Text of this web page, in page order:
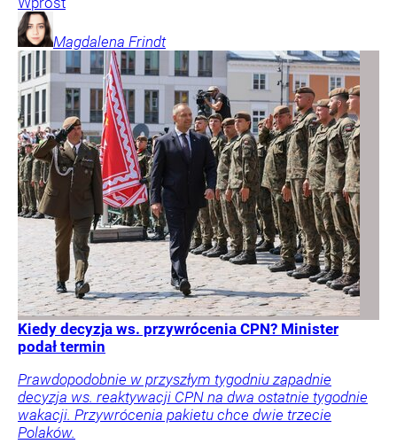
Magdalena Frindt
Kiedy decyzja ws. przywrócenia CPN? Minister
podał termin
Prawdopodobnie w przyszłym tygodniu zapadnie
decyzja ws. reaktywacji CPN na dwa ostatnie tygodnie
wakacji. Przywrócenia pakietu chce dwie trzecie
Polaków.